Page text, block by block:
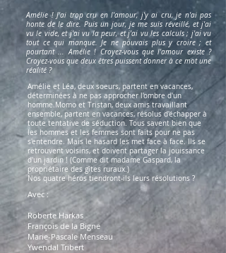
Amélie ! J'ai trop cru en l'amour, j'y ai cru, je n'ai pas
honte de le dire. Puis un jour, je me suis réveillé, et j'ai
vu le vide, et j'ai vu la peur, et j'ai vu les calculs ; j'ai vu
tout ce qui manque. Je ne pouvais plus y croire ; et
pourtant ... Amélie ! Croyez-vous que l'amour existe ?
Croyez-vous que deux êtres puissent donner à ce mot une
réalité ?
Amélie et Léa, deux soeurs, partent en vacances,
déterminées à ne pas approcher l'ombre d'un
homme.Momo et Tristan, deux amis travaillant
ensemble, partent en vacances, résolus d'échapper à
toute tentative de séduction. Tous savent bien que
les hommes et les femmes sont faits pour ne pas
s'entendre. Mais le hasard les met face à face. Ils se
retrouvent voisins, et doivent partager la jouissance
d'un jardin ! (Comme dit madame Gaspard, la
propriétaire des gîtes ruraux.)
Nos quatre héros tiendront-ils leurs résolutions ?
Avec :
Roberte Harkas
François de la Bigne
Marie-Pascale Menseau
Ywendal Tribert